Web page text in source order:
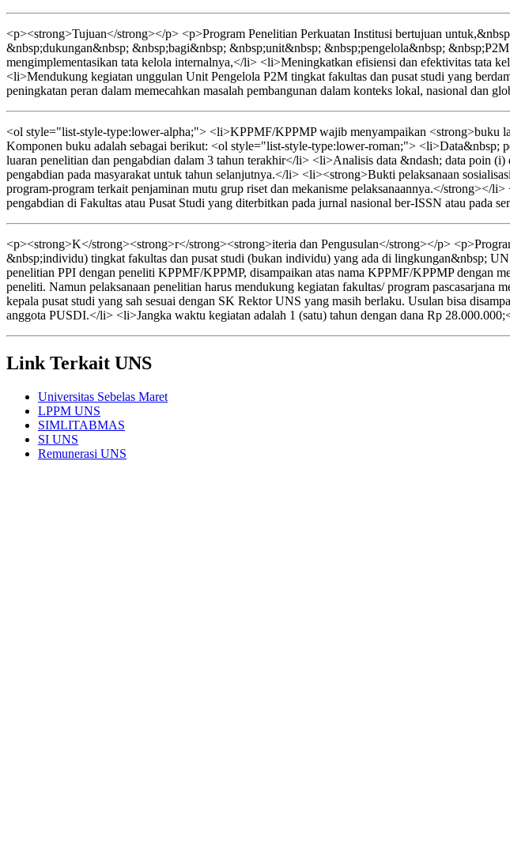
<p><strong>Tujuan</strong></p> <p>Program Penelitian Perkuatan Institusi bertujuan
&nbsp;dukungan&nbsp; &nbsp;bagi&nbsp; &nbsp;unit&nbsp; &nbsp;pengelola&nbsp;
mengimplementasikan tata kelola internalnya,</li> <li>Meningkatkan efisiensi dan efektivitas tata
<li>Mendukung kegiatan unggulan Unit Pengelola P2M tingkat fakultas dan pusat studi yang
peningkatan peran dalam memecahkan masalah pembangunan dalam konteks lokal, nasional dan
<ol style="list-style-type:lower-alpha;"> <li>KPPMF/KPPMP wajib menyampaikan <strong>buku
Komponen buku adalah sebagai berikut: <ol style="list-style-type:lower-roman;"> <li>Data&nbsp;
luaran penelitian dan pengabdian dalam 3 tahun terakhir</li> <li>Analisis data &ndash; data poin
pengabdian pada masyarakat untuk tahun selanjutnya.</li> <li><strong>Bukti pelaksanaan
program-program terkait penjaminan mutu grup riset dan mekanisme pelaksanaannya.</
pengabdian di Fakultas atau Pusat Studi yang diterbitkan pada jurnal nasional ber-ISSN atau pada
<p><strong>K</strong><strong>r</strong><strong>iteria dan Pengusulan</strong></p>
&nbsp;individu) tingkat fakultas dan pusat studi (bukan individu) yang ada di lingkungan&nbsp;
penelitian PPI dengan peneliti KPPMF/KPPMP, disampaikan atas nama KPPMF/KPPMP dengan
peneliti. Namun pelaksanaan penelitian harus mendukung kegiatan fakultas/ program
kepala pusat studi yang sah sesuai dengan SK Rektor UNS yang masih berlaku. Usulan bisa
anggota PUSDI.</li> <li>Jangka waktu kegiatan adalah 1 (satu) tahun dengan dana Rp
Link Terkait UNS
Universitas Sebelas Maret
LPPM UNS
SIMLITABMAS
SI UNS
Remunerasi UNS